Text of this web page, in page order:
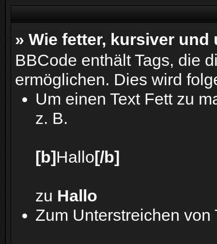
» Wie fetter, kursiver
BBCode enthält Tags, die
ermöglichen. Dies wird
Um einen Text Fett zu
z. B.
[b]Hallo[/b]
zu Hallo
Zum Unterstreichen